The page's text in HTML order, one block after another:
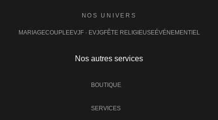
NOS UNIVERS
MARIAGECOUPLEEVJF · EVJGFÊTE RELIGIEUSEÉVÉNEMENTIEL
Nos autres services
BOUTIQUE
SERVICES